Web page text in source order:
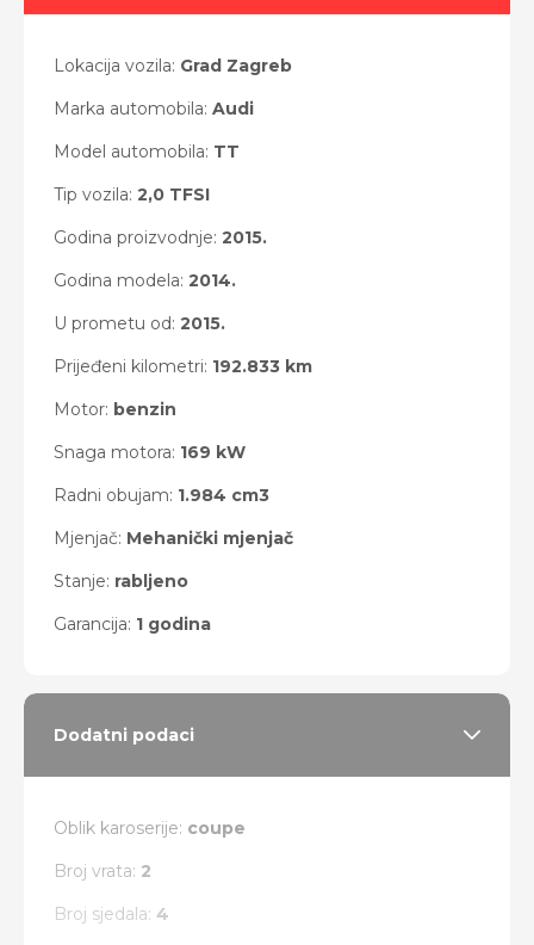
Lokacija vozila: Grad Zagreb
Marka automobila: Audi
Model automobila: TT
Tip vozila: 2,0 TFSI
Godina proizvodnje: 2015.
Godina modela: 2014.
U prometu od: 2015.
Prijeđeni kilometri: 192.833 km
Motor: benzin
Snaga motora: 169 kW
Radni obujam: 1.984 cm3
Mjenjač: Mehanički mjenjač
Stanje: rabljeno
Garancija: 1 godina
Dodatni podaci
Oblik karoserije: coupe
Broj vrata: 2
Broj sjedala: 4